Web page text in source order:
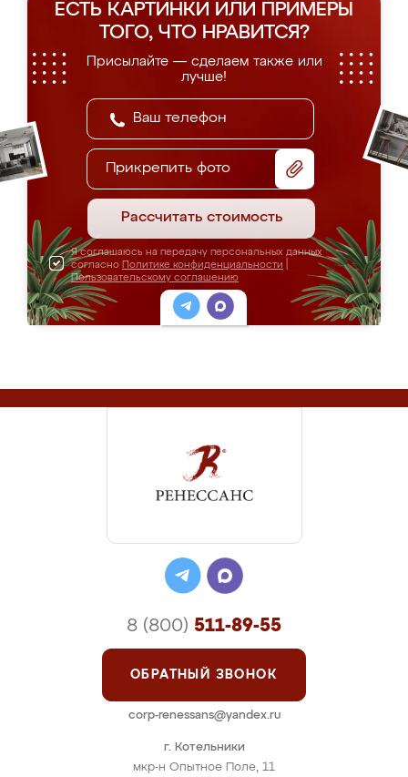
ЕСТЬ КАРТИНКИ ИЛИ ПРИМЕРЫ
ТОГО, ЧТО НРАВИТСЯ?
Присылайте — сделаем также или
лучше!
Прикрепить фото
Рассчитать стоимость
Я соглашаюсь на передачу персональных данных
согласно Политике конфиденциальности
Пользовательскому соглашению
г. Котельники
мкр-н Опытное Поле, 11
8 (800) 511-89-55
ОБРАТНЫЙ ЗВОНОК
corp-renessans@yandex.ru